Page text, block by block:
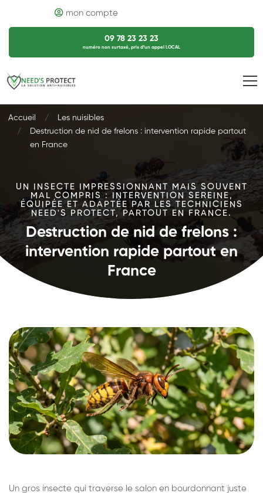
mon compte
09 78 23 23 23
numéro non surtaxé, prix d’un appel LOCAL
Accueil
Les nuisibles
Destruction de nid de frelons : intervention rapide partout
en France
UN INSECTE IMPRESSIONNANT MAIS SOUVENT
MAL COMPRIS : INTERVENTION SEREINE,
ÉQUIPÉE ET ADAPTÉE PAR LES TECHNICIENS
NEED'S PROTECT, PARTOUT EN FRANCE.
Destruction de nid de frelons :
intervention rapide partout en
France
Un gros insecte qui traverse le salon en bourdonnant juste